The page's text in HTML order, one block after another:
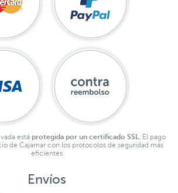
está protegida por un certificado SSL.
El pago
de Cajamar con los protocolos de seguridad más
eficientes
Envíos